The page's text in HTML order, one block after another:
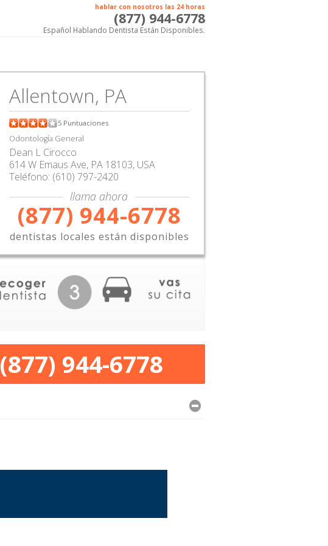
hablar con nosotros las 24 horas
(877) 944-6778
Español Hablando Dentista Están Disponibles.
Allentown, PA
5 Puntuaciones
Odontología General
Dean L Cirocco
614 W Emaus Ave, PA 18103, USA
Teléfono: (610) 797-2420
llama ahora
(877) 944-6778
dentistas locales están disponibles
(877) 944-6778